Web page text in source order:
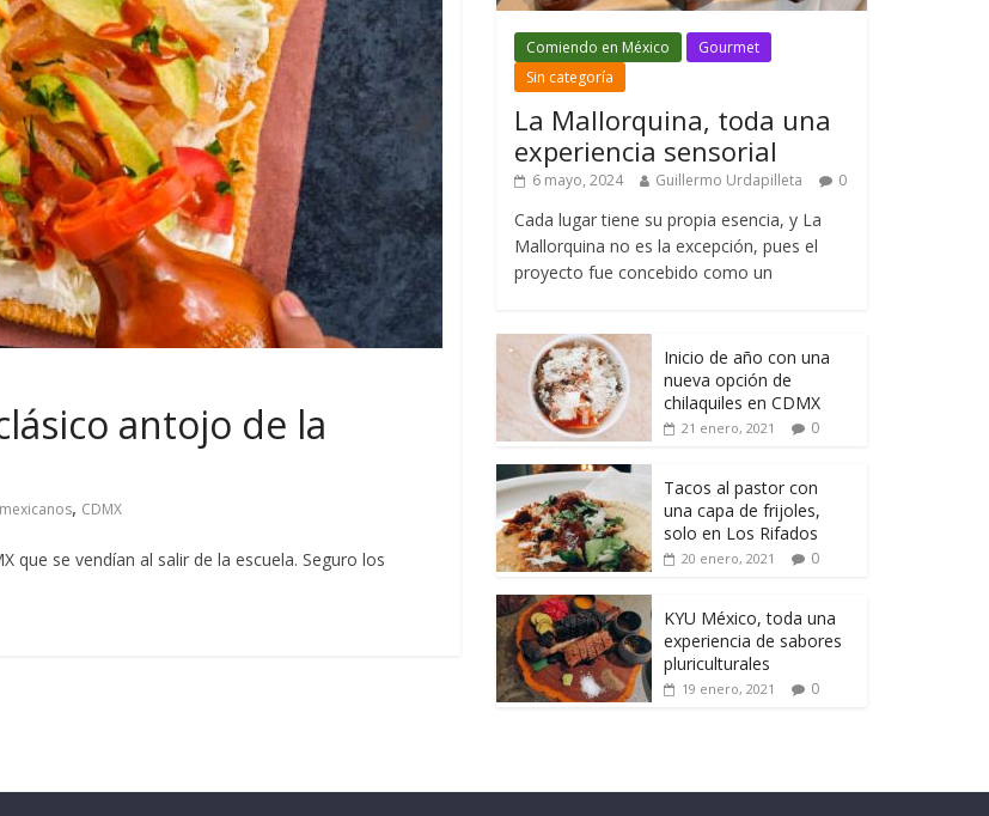
antojo de la
, CDMX
que se vendían al salir de la escuela. Seguro los
Comiendo en México
Gourmet
Sin categoría
La Mallorquina, toda una
experiencia sensorial
6 mayo, 2024 Guillermo Urdapilleta 0
Cada lugar tiene su propia esencia, y La
Mallorquina no es la excepción, pues el
proyecto fue concebido como un
Inicio de año con una
nueva opción de
chilaquiles en CDMX
21 enero, 2021 0
Tacos al pastor con
una capa de frijoles,
solo en Los Rifados
20 enero, 2021 0
KYU México, toda una
experiencia de sabores
pluriculturales
19 enero, 2021 0